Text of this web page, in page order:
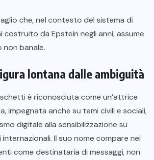
che, nel contesto del sistema di
costruito da Epstein negli anni, assume
non banale.
lontana dalle ambiguità
è riconosciuta come un’attrice
impegnata anche su temi civili e sociali,
digitale alla sensibilizzazione su
Il suo nome compare nei
come destinataria di messaggi, non